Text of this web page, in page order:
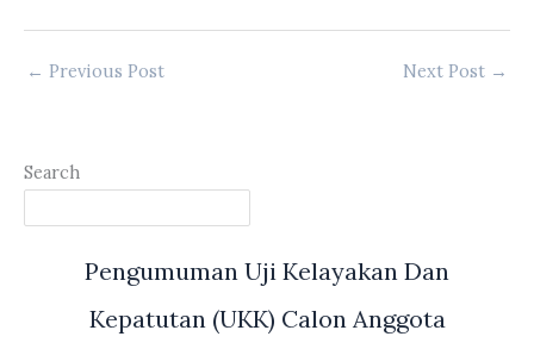
← Previous Post Next Post →
Search
Pengumuman Uji Kelayakan Dan
Kepatutan (UKK) Calon Anggota